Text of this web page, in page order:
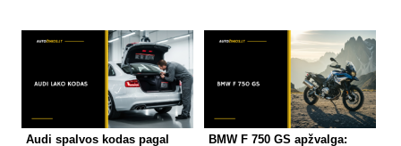
Audi spalvos kodas pagal
BMW F 750 GS apžvalga: